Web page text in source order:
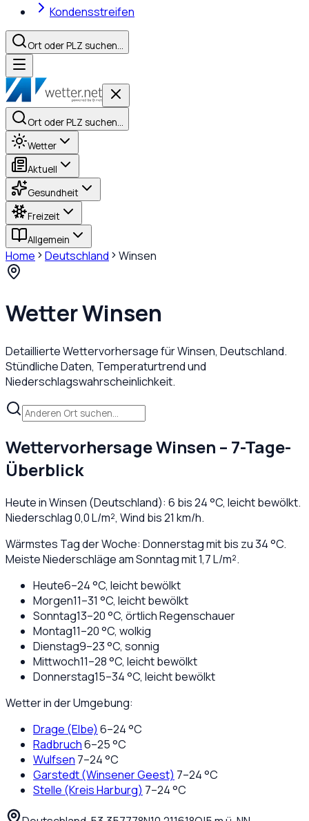
Kondensstreifen
Ort oder PLZ suchen…
Ort oder PLZ suchen…
Wetter
Aktuell
Gesundheit
Freizeit
Allgemein
Home Deutschland Winsen
WetterWinsen
Detaillierte Wettervorhersage fürWinsen, Deutschland.
Stündliche Daten, Temperaturtrend und
Niederschlagswahrscheinlichkeit.
WettervorhersageWinsen – 7-Tage-
Überblick
Heute inWinsen (Deutschland): 6 bis24°C, leicht bewölkt.
Niederschlag0,0L/m², Wind bis21 km/h.
Wärmstes Tag der Woche: Donnerstag mit bis zu 34 °C.
Meiste Niederschläge am Sonntag mit 1,7 L/m².
Heute6–24°C, leicht bewölkt
Morgen11–31 °C, leicht bewölkt
Sonntag13–20°C, örtlich Regenschauer
Montag11–20°C, wolkig
Dienstag9–23°C, sonnig
Mittwoch11–28°C, leicht bewölkt
Donnerstag15–34°C, leicht bewölkt
Wetter in der Umgebung:
Drage (Elbe) 6–24°C
Radbruch6–25°C
Wulfsen 7–24°C
Garstedt (Winsener Geest) 7–24°C
Stelle (Kreis Harburg) 7–24°C